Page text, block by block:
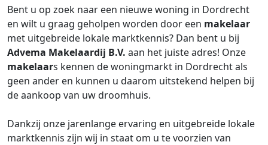
Bent u op zoek naar een nieuwe woning in Dordrecht
en wilt u graag geholpen worden door een makelaar
met uitgebreide lokale marktkennis? Dan bent u bij
Advema Makelaardij B.V. aan het juiste adres! Onze
makelaars kennen de woningmarkt in Dordrecht als
geen ander en kunnen u daarom uitstekend helpen bij
de aankoop van uw droomhuis.
Dankzij onze jarenlange ervaring en uitgebreide lokale
marktkennis zijn wij in staat om u te voorzien van